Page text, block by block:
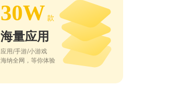
30W 款
海量应用
应用/手游/小游戏
海纳全网，等你体验